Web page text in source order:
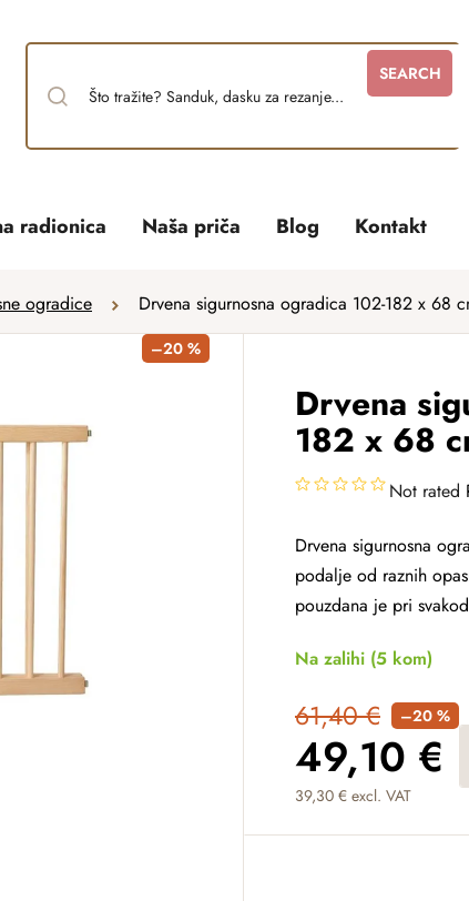
SEARCH
radionica Naša priča Blog Kontakt
ogradice Drvena sigurnosna ogradica 102-182 x 68
Drvena
182 x 68
Not rated
Drvena sigurnosna
podalje od raznih
pouzdana je pri
Na zalihi (5 kom)
61,40 € –20 %
49,10 €
39,30 € excl. VAT
Measure price:
–20 %